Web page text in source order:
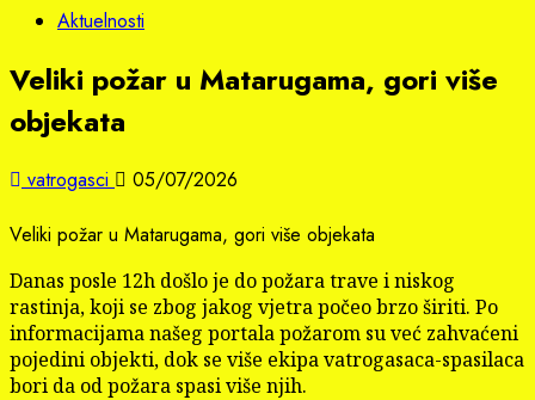
Aktuelnosti
Veliki požar u Matarugama, gori više
objekata
vatrogasci
05/07/2026
Veliki požar u Matarugama, gori više objekata
Danas posle 12h došlo je do požara trave i niskog
rastinja, koji se zbog jakog vjetra počeo brzo širiti. Po
informacijama našeg portala požarom su već zahvaćeni
pojedini objekti, dok se više ekipa vatrogasaca-spasilaca
bori da od požara spasi više njih.